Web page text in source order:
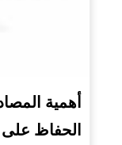
أهمية
الحفاظ